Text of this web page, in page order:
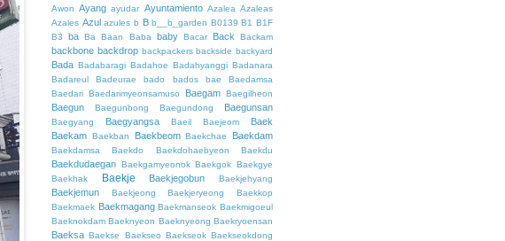
Awon Ayang ayudar Ayuntamiento Azalea Azaleas
Azales Azul azules b B b__b_garden B0139 B1 B1F
B3
ba Ba Baan Baba baby Bacar Back Backam
backbone backdrop backpackers backside backyard
Bada Badabaragi Badahoe Badahyanggi Badanara
Badareul
Badeurae bado bados bae
Baedamsa
Baedari Baedarimyeonsamuso Baegam Baegilheon
Baegun Baegunbong Baegundong Baegunsan
Baegyang Baegyangsa Baeil Baejeom
Baek
Baekam Baekban Baekbeom Baekchae Baekdam
Baekdamsa Baekdo Baekdohaebyeon Baekdu
Baekdudaegan Baekgamyeonok Baekgok Baekgye
Baekhak
Baekje Baekjegobun Baekjehyang
Baekjemun Baekjeong Baekjeryeong
Baekkop
Baekmaek Baekmagang Baekmanseok Baekmigoeul
Baeknokdam Baeknyeon Baeknyeong Baekryoensan
Baeksa Baekse Baekseo Baekseok Baekseokdong